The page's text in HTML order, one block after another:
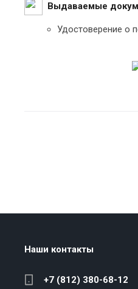
Выдаваемые
Удостоверение о
Наши контакты
+7 (812) 380-68-12